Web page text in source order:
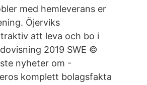
med hemleverans er
Öjerviks
att leva och bo i
2019 SWE ©
nyheter om -
komplett bolagsfakta